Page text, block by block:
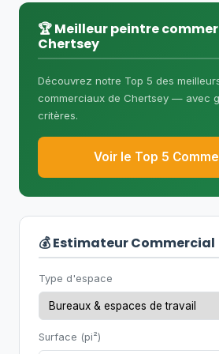
l'entrepreneur doit détenir
RBQsous-catégorie 1.5.1
décoration)
supplémentaires peuvent
selon le type de bâtiment.
🏆 Meilleur peintre
Chertsey
Découvrez notre Top 5 des
commerciaux de Chertsey — avec
critères.
Voir le Top 5
💰 Estimateur Commercial
Type d'espace
Surface (pi²)